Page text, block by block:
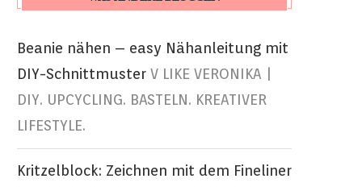
Beanie nähen – easy Nähanleitung mit
DIY-Schnittmuster V LIKE VERONIKA |
DIY. UPCYCLING. BASTELN. KREATIVER
LIFESTYLE.
Kritzelblock: Zeichnen mit dem Fineliner